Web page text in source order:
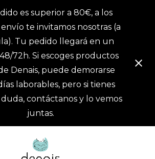
es superior a 80€, a los
te invitamos nosotras (a
Tu pedido llegará en un
72h. Si escoges productos
Denais, puede demorarse
laborables, pero si tienes
contáctanos y lo vemos
juntas.